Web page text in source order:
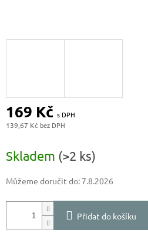
169 Kč
139,67 Kč
cena:
Skladem (>2 ks)
Můžeme doručit do: 7.8.2026
Přidat do košíku